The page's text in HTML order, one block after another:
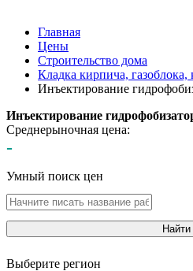
Главная
Цены
Строительство дома
Кладка кирпича, газоблока,
Инъектирование
Инъектирование
Среднерыночная цена:
-
Умный поиск цен
Найти
Выберите регион